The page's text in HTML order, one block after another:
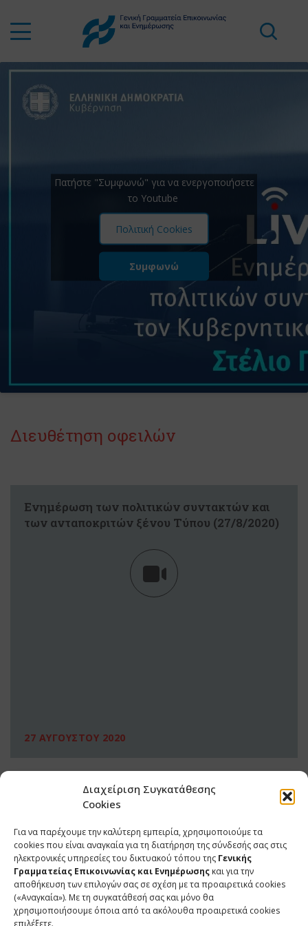
Διαχείριση Συγκατάθεσης
Cookies
Για να παρέχουμε την καλύτερη εμπειρία, χρησιμοποιούμε τα
cookies που είναι αναγκαία για τη διατήρηση της σύνδεσής σας στις
ηλεκτρονικές υπηρεσίες του δικτυακού τόπου της Γενικής
Γραμματείας Επικοινωνίας και Ενημέρωσης και για την
αποθήκευση των επιλογών σας σε σχέση με τα προαιρετικά cookies
(«Αναγκαία»). Με τη συγκατάθεσή σας και μόνο θα
χρησιμοποιήσουμε όποια από τα ακόλουθα προαιρετικά cookies
επιλέξετε.
Πατήστε "Συμφωνώ" για να ενεργοποιήσετε
το Youtube
Πολιτική Cookies
Συμφωνώ
Διευθέτηση οφειλών
Eνημέρωση των πολιτικών συντακτών και
των ανταποκριτών ξένου Tύπου (27/8/2020)
27 ΑΥΓΟΥΣΤΟΥ 2020
ΕΠΙΚΟΙΝΩΝΙΑ